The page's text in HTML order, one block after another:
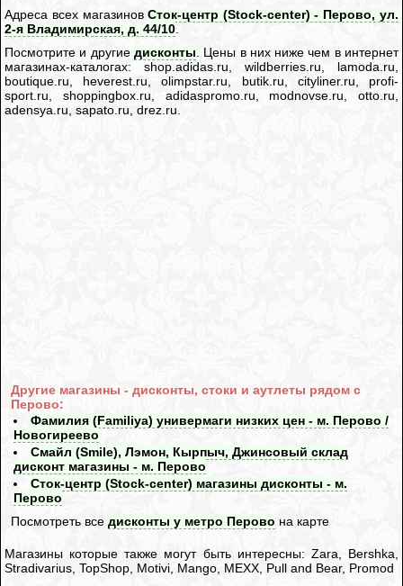
Адреса всех магазиновСток-центр (Stock-center) - Перово, ул.
2-я Владимирская, д. 44/10.
Посмотрите и другие дисконты. Цены в них ниже чем в интернет
магазинах-каталогах: shop.adidas.ru, wildberries.ru, lamoda.ru,
boutique.ru, heverest.ru, olimpstar.ru, butik.ru, cityliner.ru, profi-
sport.ru, shoppingbox.ru, adidaspromo.ru, modnovse.ru, otto.ru,
adensya.ru, sapato.ru, drez.ru.
Другие магазины - дисконты, стоки и аутлеты рядом с
Перово:
Фамилия (Familiya) универмаги низких цен - м. Перово /
Новогиреево
Смайл (Smile), Лэмон, Кырпыч, Джинсовый склад
дисконт магазины - м. Перово
Сток-центр (Stock-center) магазины дисконты - м.
Перово
Посмотреть вседисконты у метро Перово на карте
Магазины которые также могут быть интересны: Zara, Bershka,
Stradivarius, TopShop, Motivi, Mango, MEXX, Pull and Bear, Promod